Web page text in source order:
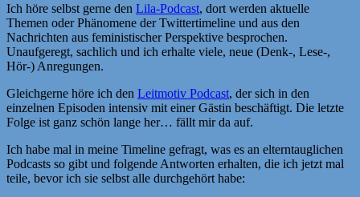
Ich höre selbst gerne den Lila-Podcast, dort werden aktuelle
Themen oder Phänomene der Twittertimeline und aus den
Nachrichten aus feministischer Perspektive besprochen.
Unaufgeregt, sachlich und ich erhalte viele, neue (Denk-, Lese-,
Hör-) Anregungen.
Gleichgerne höre ich den Leitmotiv Podcast, der sich in den
einzelnen Episoden intensiv mit einer Gästin beschäftigt. Die letzte
Folge ist ganz schön lange her… fällt mir da auf.
Ich habe mal in meine Timeline gefragt, was es an elterntauglichen
Podcasts so gibt und folgende Antworten erhalten, die ich jetzt mal
teile, bevor ich sie selbst alle durchgehört habe: